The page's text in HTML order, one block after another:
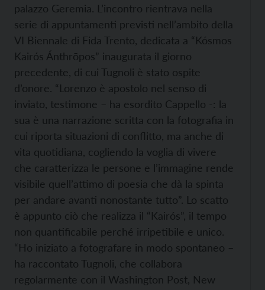
palazzo Geremia. L’incontro rientrava nella
serie di appuntamenti previsti nell’ambito della
VI Biennale di Fida Trento, dedicata a “Kósmos
Kairós Ánthrōpos” inaugurata il giorno
precedente, di cui Tugnoli è stato ospite
d’onore. “Lorenzo è apostolo nel senso di
inviato, testimone – ha esordito Cappello -: la
sua è una narrazione scritta con la fotografia in
cui riporta situazioni di conflitto, ma anche di
vita quotidiana, cogliendo la voglia di vivere
che caratterizza le persone e l’immagine rende
visibile quell’attimo di poesia che dà la spinta
per andare avanti nonostante tutto”. Lo scatto
è appunto ciò che realizza il “Kairós”, il tempo
non quantificabile perché irripetibile e unico.
“Ho iniziato a fotografare in modo spontaneo –
ha raccontato Tugnoli, che collabora
regolarmente con il Washington Post, New